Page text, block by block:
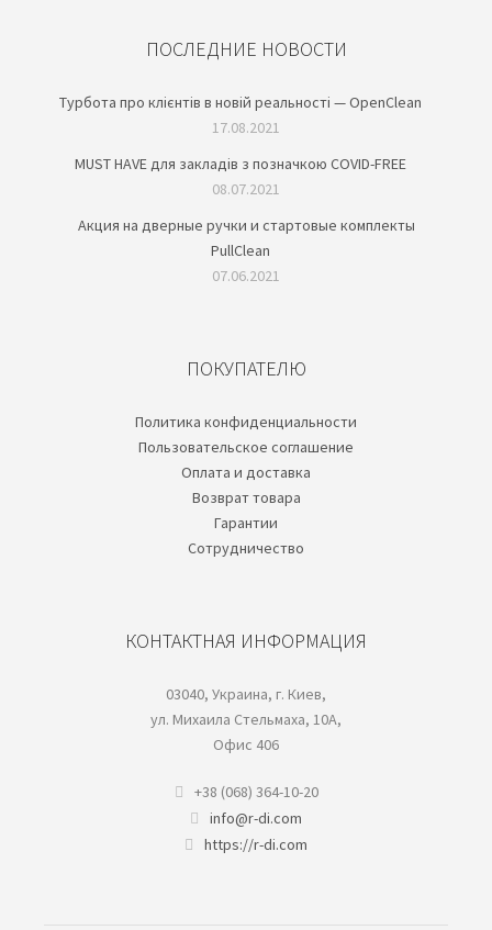
ПОСЛЕДНИЕ НОВОСТИ
Турбота про клієнтів в новій реальності — OpenClean
17.08.2021
MUST HAVE для закладів з позначкою COVID-FREE
08.07.2021
Акция на дверные ручки и стартовые комплекты
PullClean
07.06.2021
ПОКУПАТЕЛЮ
Политика конфиденциальности
Пользовательское соглашение
Oплата и доставка
Возврат товара
Гарантии
Cотрудничество
КОНТАКТНАЯ ИНФОРМАЦИЯ
03040, Украина, г. Киев,
ул. Михаила Стельмаха, 10А,
Офис 406
+38 (068) 364-10-20
info@r-di.com
https://r-di.com